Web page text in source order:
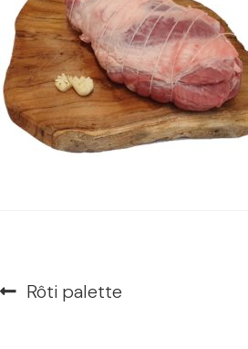
Navigation
Article
Rôti palette